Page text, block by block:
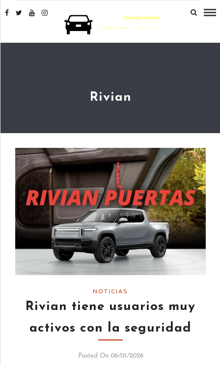
Rivian
NOTICIAS
Rivian tiene usuarios muy
activos con la seguridad
Posted On 06/01/2026